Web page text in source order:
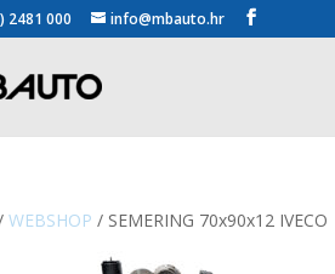
2481 000 info@mbauto.hr
WEBSHOP / SEMERING 70x90x12 IVECO